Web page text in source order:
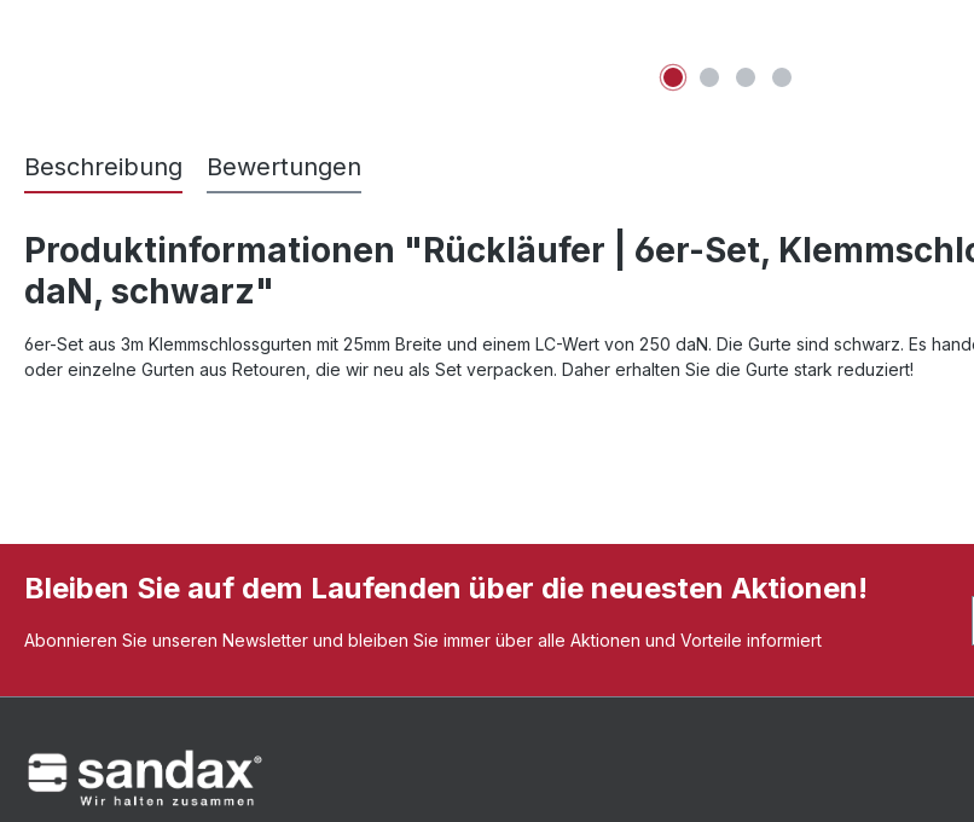
Beschreibung Bewertungen
Produktinformationen "Rückläufer | 6er-Set,
daN, schwarz"
6er-Set aus 3m Klemmschlossgurten mit 25mm Breite und einem LC-Wert von 250 daN. Die Gurte sind schwarz. Es
oder einzelne Gurten aus Retouren, die wir neu als Set verpacken. Daher erhalten Sie die Gurte stark reduziert!
Bleiben Sie auf dem Laufenden über die neuesten Aktionen!
Abonnieren Sie unseren Newsletter und bleiben Sie immer über alle Aktionen und Vorteile informiert